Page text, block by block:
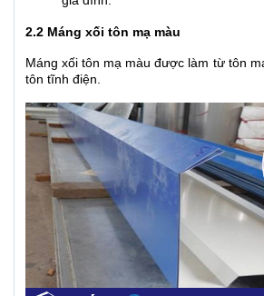
2.2 Máng xối tôn mạ màu
Máng xối tôn mạ màu được làm từ tôn
tôn tĩnh điện.